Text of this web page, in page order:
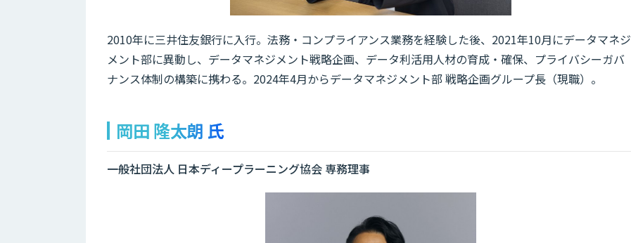
2010年に三井住友銀行に入行。法務・コンプライアンス業務を経験した後、2021年10月にデータマネジ
メント部に異動し、データマネジメント戦略企画、データ利活用人材の育成・確保、プライバシーガバ
ナンス体制の構築に携わる。2024年4月からデータマネジメント部 戦略企画グループ長（現職）。
岡田 隆太朗 氏
一般社団法人 日本ディープラーニング協会 専務理事